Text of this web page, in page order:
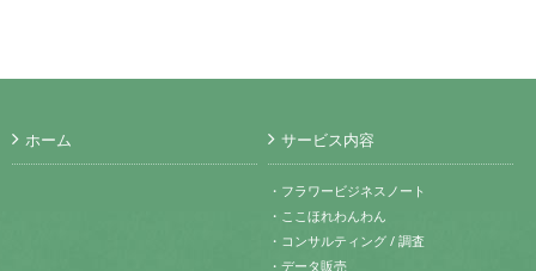
ホーム サービス内容
・フラワービジネスノート
・ここほれわんわん
・コンサルティング / 調査
・データ販売